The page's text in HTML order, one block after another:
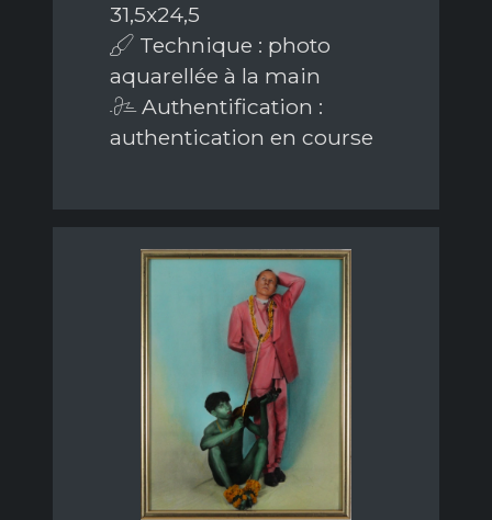
31,5x24,5
Technique : photo
aquarellée à la main
Authentification :
authentication en course